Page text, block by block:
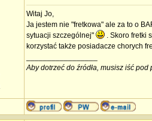
Witaj Jo,
Ja jestem nie "fretkowa" ale za to o
sytuacji szczególnej"
. Skoro fretki
korzystać także posiadacze chorych
Aby dotrzeć do źródła, musisz iść pod